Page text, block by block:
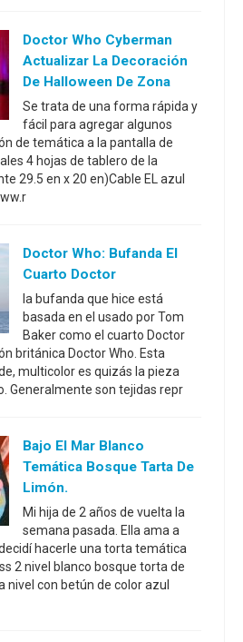
Doctor Who Cyberman
Actualizar La Decoración
De Halloween De Zona
Se trata de una forma rápida y
fácil para agregar algunos
de temática a la pantalla de
4 hojas de tablero de la
29.5 en x 20 en)Cable EL azul
Doctor Who: Bufanda El
Cuarto Doctor
la bufanda que hice está
basada en el usado por Tom
Baker como el cuarto Doctor
británica Doctor Who. Esta
multicolor es quizás la pieza
Generalmente son tejidas repr
Bajo El Mar Blanco
Temática Bosque Tarta De
Limón.
Mi hija de 2 años de vuelta la
semana pasada. Ella ama a
hacerle una torta temática
2 nivel blanco bosque torta de
nivel con betún de color azul